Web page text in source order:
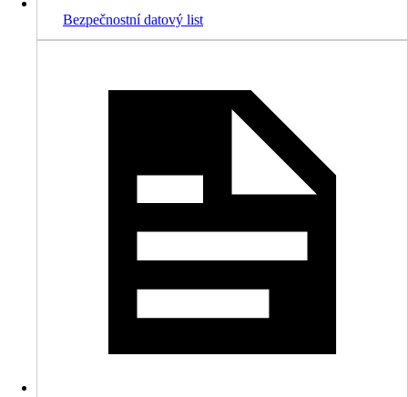
Bezpečnostní datový list